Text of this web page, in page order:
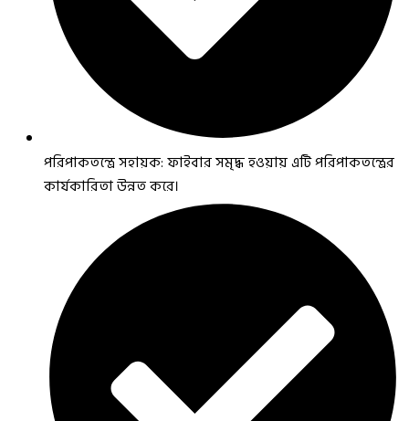
পরিপাকতন্ত্রে সহায়ক: ফাইবার সমৃদ্ধ হওয়ায় এটি পরিপাকতন্ত্রের
কার্যকারিতা উন্নত করে।